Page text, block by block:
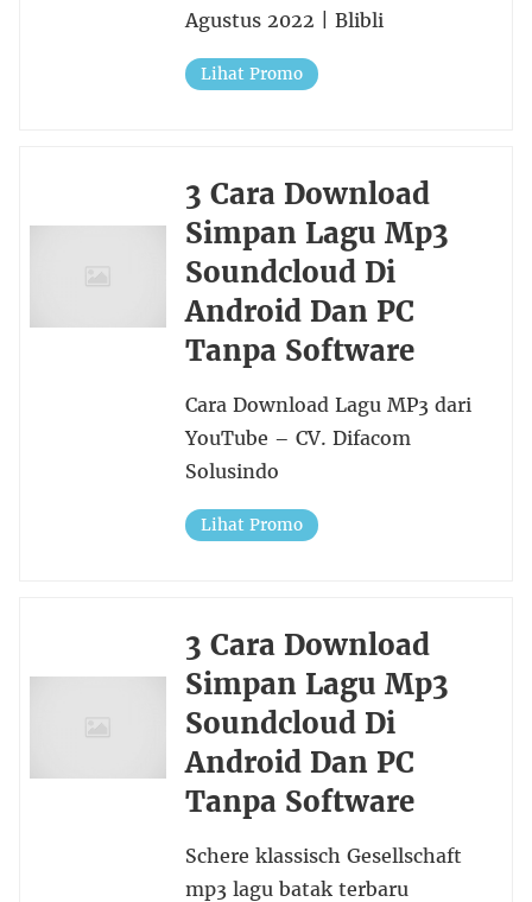
Agustus 2022 | Blibli
Lihat Promo
3 Cara Download
Simpan Lagu Mp3
Soundcloud Di
Android Dan PC
Tanpa Software
Cara Download Lagu MP3 dari
YouTube – CV. Difacom
Solusindo
Lihat Promo
3 Cara Download
Simpan Lagu Mp3
Soundcloud Di
Android Dan PC
Tanpa Software
Schere klassisch Gesellschaft
mp3 lagu batak terbaru